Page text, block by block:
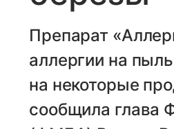
Препарат
аллергии на
на некоторые
сообщила глава